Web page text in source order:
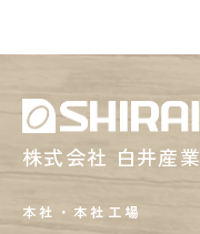
株式会社 白井産業
本社・本社工場